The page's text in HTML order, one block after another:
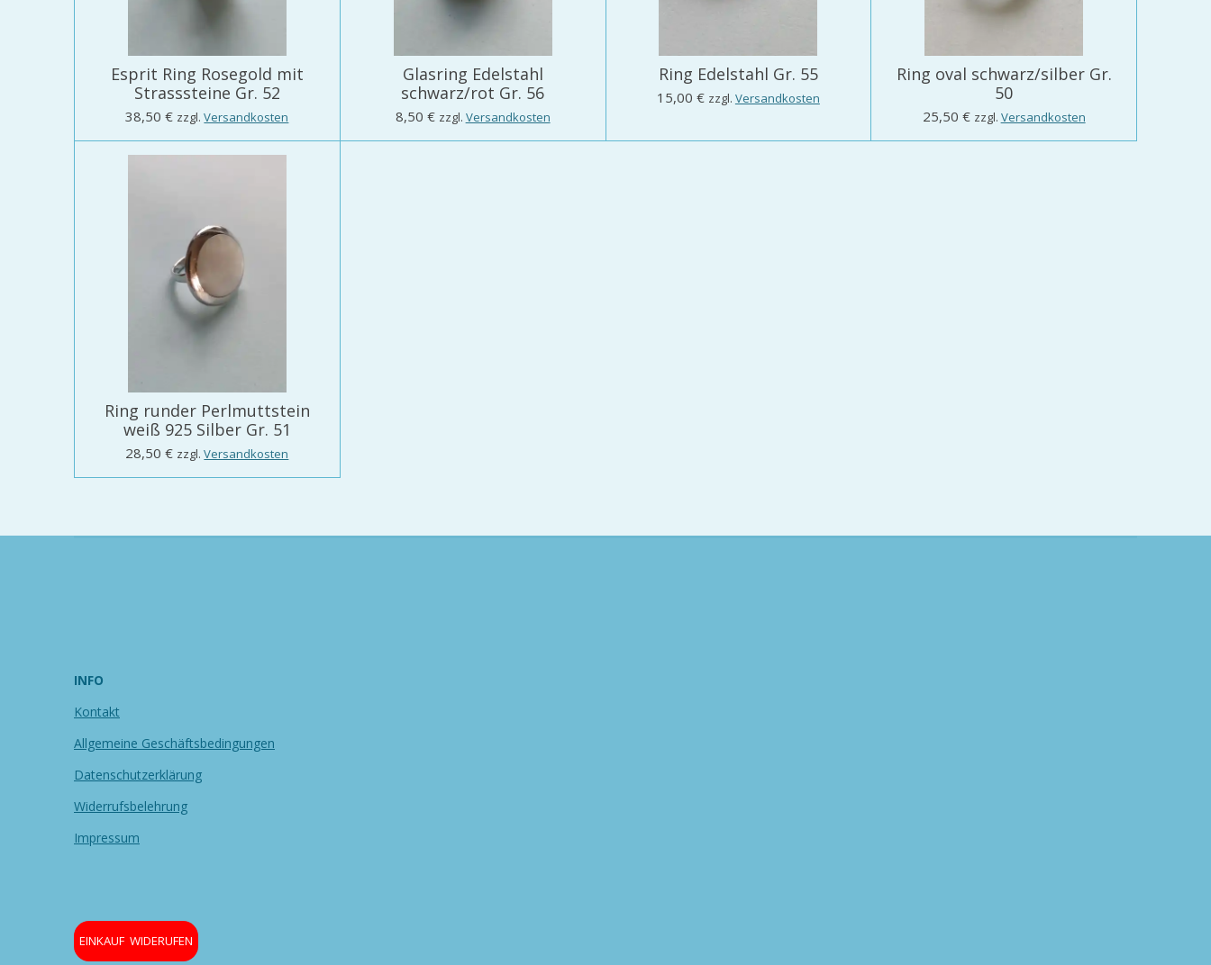
Esprit Ring Rosegold mit
Strasssteine Gr. 52
38,50 € zzgl.Versandkosten
Glasring Edelstahl
schwarz/rot Gr. 56
8,50 € zzgl. Versandkosten
Ring Edelstahl Gr. 55
15,00 € zzgl. Versandkosten
Ring oval schwarz/silber Gr.
50
25,50 € zzgl. Versandkosten
Ring runder Perlmuttstein
weiß 925 Silber Gr. 51
28,50 € zzgl.Versandkosten
INFO
Kontakt
Allgemeine Geschäftsbedingungen
Datenschutzerklärung
Widerrufsbelehrung
Impressum
EINKAUF WIDERUFEN